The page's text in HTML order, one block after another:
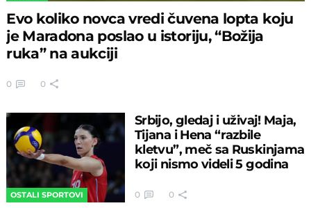
Evo koliko novca vredi čuvena lopta koju
je Maradona poslao u istoriju, “Božija
ruka” na aukciji
0 0
OSTALI SPORTOVI
Srbijo, gledaj i uživaj! Maja,
Tijana i Hena “razbile
kletvu”, meč sa Ruskinjama
koji nismo videli 5 godina
0 0